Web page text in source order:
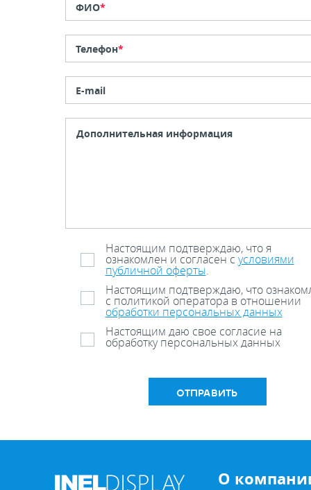
ФИО*
Телефон*
E-mail
Настоящим подтверждаю, что я
ознакомлен и согласен с условиями
публичной оферты.
Настоящим подтверждаю, что
с политикой оператора в отношении
обработки персональных данных
Настоящим даю свое согласие на
обработку персональных данных
ОТПРАВИТЬ
О